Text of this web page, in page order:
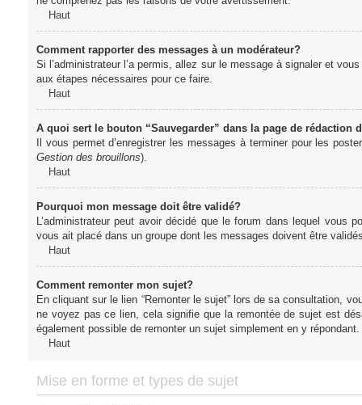
Haut
Comment rapporter des messages à un modérateur?
Si l’administrateur l’a permis, allez sur le message à signaler et
aux étapes nécessaires pour ce faire.
Haut
A quoi sert le bouton “Sauvegarder” dans la page de rédaction
Il vous permet d’enregistrer les messages à terminer pour les
Gestion des brouillons).
Haut
Pourquoi mon message doit être validé?
L’administrateur peut avoir décidé que le forum dans lequel vous
vous ait placé dans un groupe dont les messages doivent être
Haut
Comment remonter mon sujet?
En cliquant sur le lien “Remonter le sujet” lors de sa consultation,
ne voyez pas ce lien, cela signifie que la remontée de sujet est
également possible de remonter un sujet simplement en y
Haut
Mise en forme et types de sujet